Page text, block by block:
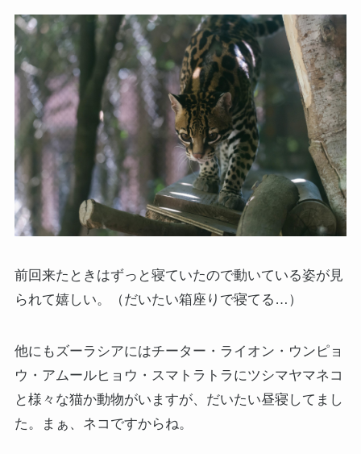
前回来たときはずっと寝ていたので動いている姿が見
られて嬉しい。（だいたい箱座りで寝てる…）
他にもズーラシアにはチーター・ライオン・ウンピョ
ウ・アムールヒョウ・スマトラトラにツシマヤマネコ
と様々な猫か動物がいますが、だいたい昼寝してまし
た。まぁ、ネコですからね。